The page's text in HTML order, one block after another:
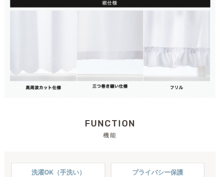
FUNCTION
機能
洗濯OK（手洗い） プライバシー保護